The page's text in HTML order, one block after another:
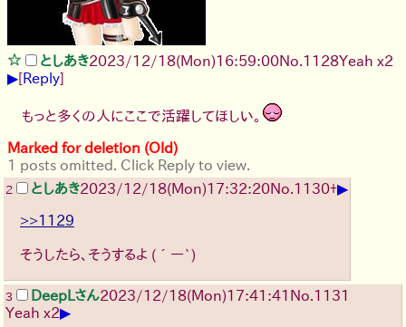
としあき2023/12/18(Mon)16:59:00No.1128Yeah x2
▶[Reply]
もっと多くの人にここで活躍してほしい。
Marked for deletion (Old)
1 posts omitted. Click Reply to view.
2 としあき2023/12/18(Mon)17:32:20No.1130+▶
>>1129
そうしたら、そうするよ (´ー`)
3 DeepLさん2023/12/18(Mon)17:41:41 No.1131
Yeah x2▶